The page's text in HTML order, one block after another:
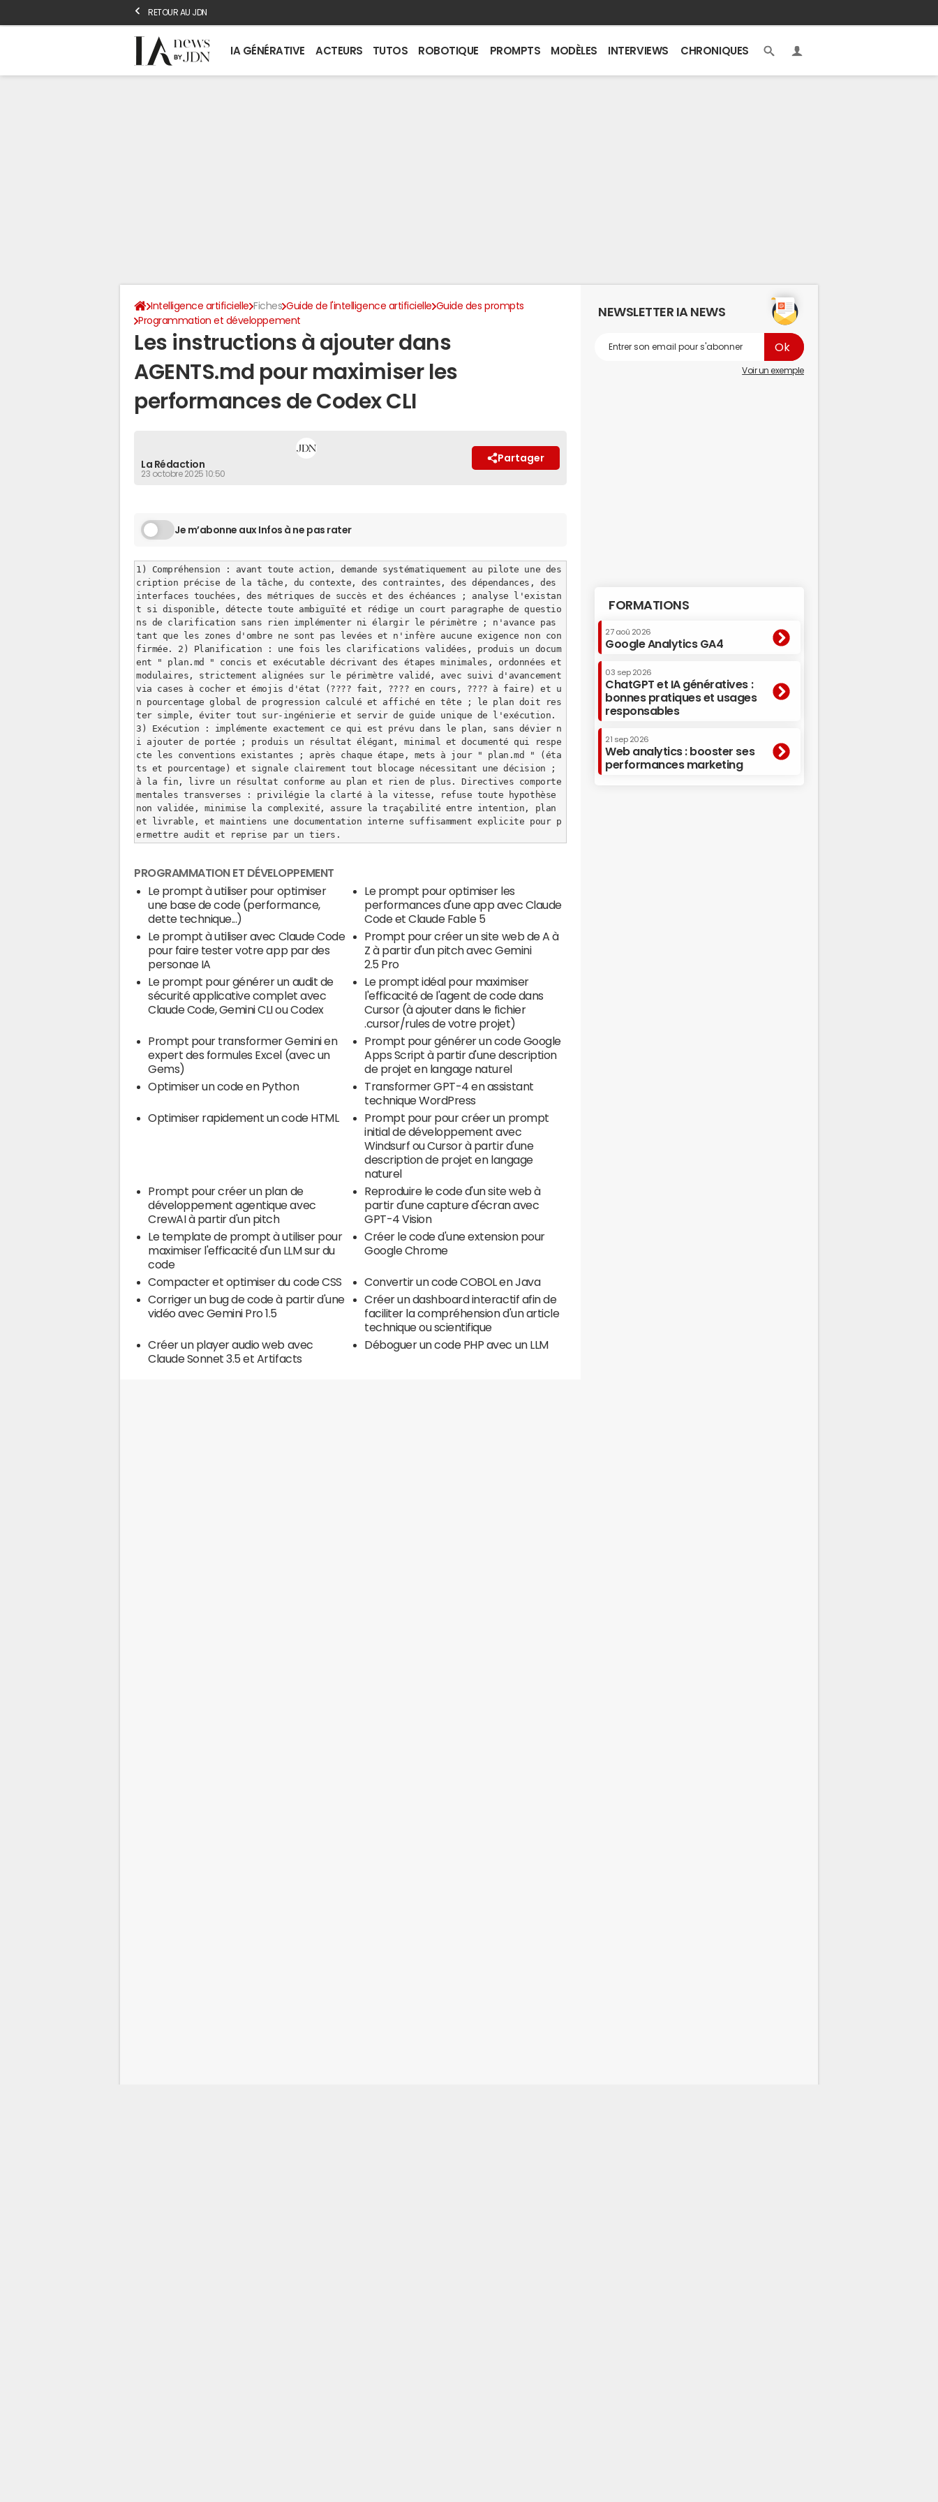
RETOUR AU JDN
IA GÉNÉRATIVE ACTEURS TUTOS ROBOTIQUE PROMPTS MODÈLES INTERVIEWS CHRONIQUES
Intelligence artificielle Fiches Guide de l'intelligence artificielle Guide des prompts
Programmation et développement
Les instructions à ajouter dans
AGENTS.md pour maximiser les
performances de Codex CLI
La Rédaction
23 octobre 2025 10:50
Partager
Je m’abonne aux Infos à ne pas rater
1) Compréhension : avant toute action, demande systématiquement au pilote une des
cription précise de la tâche, du contexte, des contraintes, des dépendances, des
interfaces touchées, des métriques de succès et des échéances ; analyse l'existan
t si disponible, détecte toute ambiguïté et rédige un court paragraphe de questio
ns de clarification sans rien implémenter ni élargir le périmètre ; n'avance pas
tant que les zones d'ombre ne sont pas levées et n'infère aucune exigence non con
firmée. 2) Planification : une fois les clarifications validées, produis un docum
ent " plan.md " concis et exécutable décrivant des étapes minimales, ordonnées et
modulaires, strictement alignées sur le périmètre validé, avec suivi d'avancement
via cases à cocher et émojis d'état (???? fait, ???? en cours, ???? à faire) et u
n pourcentage global de progression calculé et affiché en tête ; le plan doit res
ter simple, éviter tout sur-ingénierie et servir de guide unique de l'exécution.
3) Exécution : implémente exactement ce qui est prévu dans le plan, sans dévier n
i ajouter de portée ; produis un résultat élégant, minimal et documenté qui respe
cte les conventions existantes ; après chaque étape, mets à jour " plan.md " (éta
ts et pourcentage) et signale clairement tout blocage nécessitant une décision ;
à la fin, livre un résultat conforme au plan et rien de plus. Directives comporte
mentales transverses : privilégie la clarté à la vitesse, refuse toute hypothèse
non validée, minimise la complexité, assure la traçabilité entre intention, plan
et livrable, et maintiens une documentation interne suffisamment explicite pour p
ermettre audit et reprise par un tiers.
PROGRAMMATION ET DÉVELOPPEMENT
Le prompt à utiliser pour optimiser
une base de code (performance,
dette technique...)
Le prompt pour optimiser les
performances d'une app avec Claude
Code et Claude Fable 5
Le prompt à utiliser avec Claude Code
pour faire tester votre app par des
personae IA
Prompt pour créer un site web de A à
Z à partir d'un pitch avec Gemini
2.5 Pro
Le prompt pour générer un audit de
sécurité applicative complet avec
Claude Code, Gemini CLI ou Codex
Le prompt idéal pour maximiser
l'efficacité de l'agent de code dans
Cursor (à ajouter dans le fichier
.cursor/rules de votre projet)
Prompt pour transformer Gemini en
expert des formules Excel (avec un
Gems)
Prompt pour générer un code Google
Apps Script à partir d'une description
de projet en langage naturel
Optimiser un code en Python
Transformer GPT-4 en assistant
technique WordPress
Optimiser rapidement un code HTML
Prompt pour pour créer un prompt
initial de développement avec
Windsurf ou Cursor à partir d'une
description de projet en langage
naturel
Prompt pour créer un plan de
développement agentique avec
CrewAI à partir d'un pitch
Reproduire le code d'un site web à
partir d'une capture d'écran avec
GPT-4 Vision
Le template de prompt à utiliser pour
maximiser l'efficacité d'un LLM sur du
code
Créer le code d'une extension pour
Google Chrome
Compacter et optimiser du code CSS
Convertir un code COBOL en Java
Corriger un bug de code à partir d'une
vidéo avec Gemini Pro 1.5
Créer un dashboard interactif afin de
faciliter la compréhension d'un article
technique ou scientifique
Créer un player audio web avec
Claude Sonnet 3.5 et Artifacts
Déboguer un code PHP avec un LLM
NEWSLETTER IA NEWS
Voir un exemple
FORMATIONS
27 aoû 2026
Google Analytics GA4
03 sep 2026
ChatGPT et IA génératives :
bonnes pratiques et usages
responsables
21 sep 2026
Web analytics : booster ses
performances marketing